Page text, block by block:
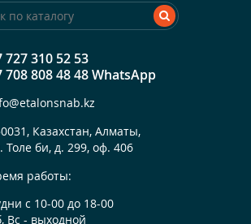
727 310 52 53
708 808 48 48 WhatsApp
Казахстан, Алматы,
Толе би, д. 299, оф. 406
работы:
с 10-00 до 18-00
Вс - выходной